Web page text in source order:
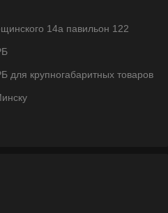
14а павильон 122
для крупногабаритных товаров